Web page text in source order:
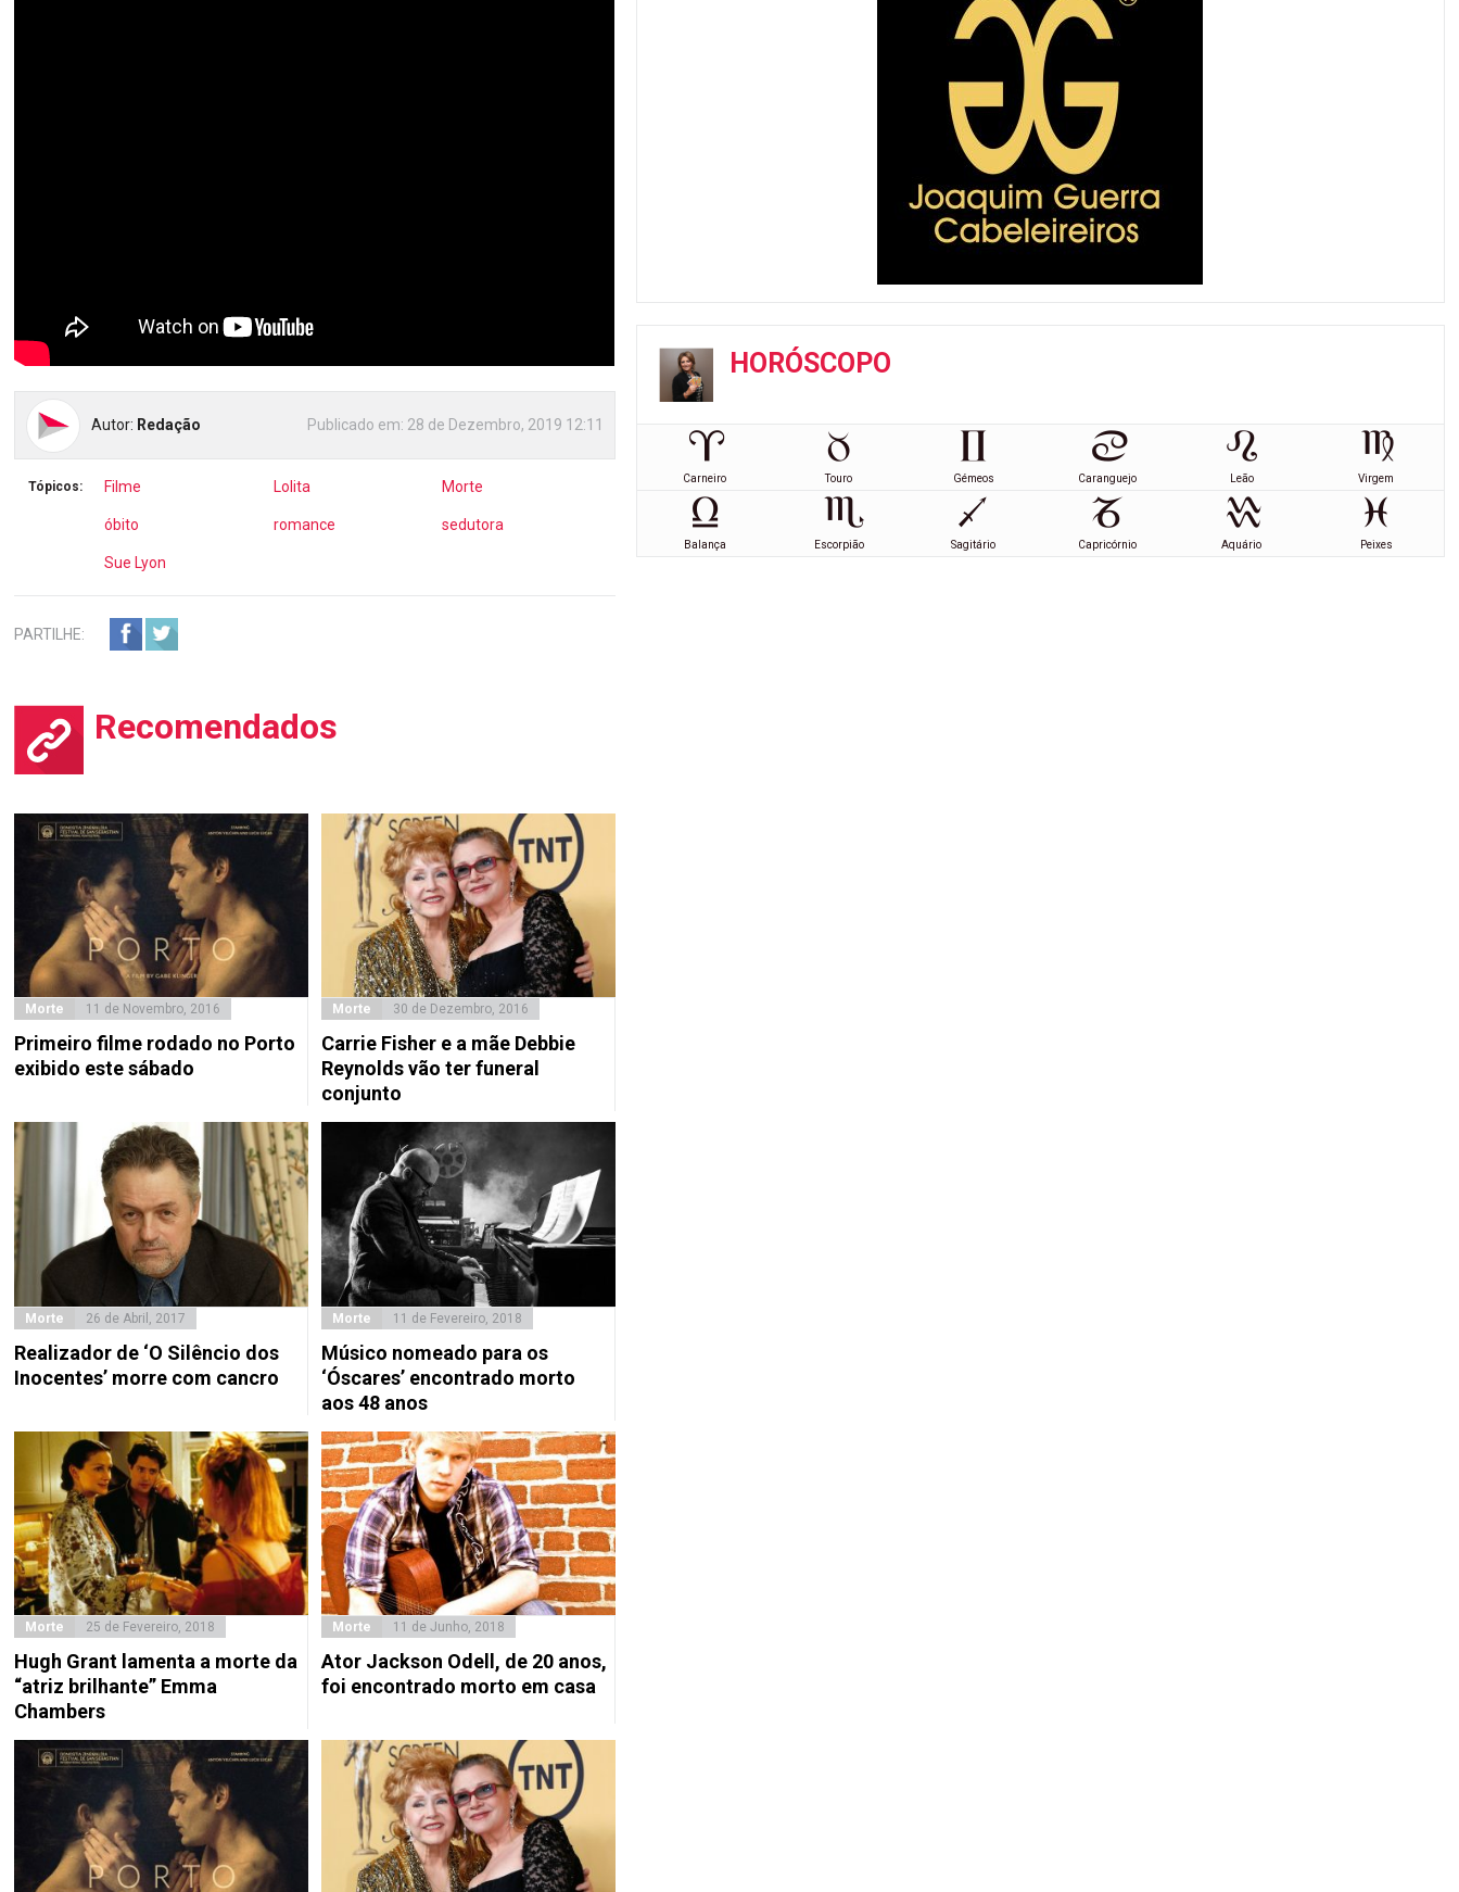
Autor: Redação Publicado em: 28 de Dezembro, 2019 12:11
Tópicos: Filme Lolita Morte
óbito romance sedutora
Sue Lyon
PARTILHE:
Recomendados
Morte 11 de Novembro, 2016
Primeiro filme rodado no Porto
exibido este sábado
Morte 30 de Dezembro, 2016
Carrie Fisher e a mãe Debbie
Reynolds vão ter funeral
conjunto
Morte 26 de Abril, 2017
Realizador de ‘O Silêncio dos
Inocentes’ morre com cancro
Morte 11 de Fevereiro, 2018
Músico nomeado para os
‘Óscares’ encontrado morto
aos 48 anos
Morte 25 de Fevereiro, 2018
Hugh Grant lamenta a morte da
“atriz brilhante” Emma
Chambers
Morte 11 de Junho, 2018
Ator Jackson Odell, de 20 anos,
foi encontrado morto em casa
HORÓSCOPO
Carneiro Touro Gémeos Caranguejo Leão Virgem
Balança Escorpião Sagitário Capricórnio Aquário Peixes